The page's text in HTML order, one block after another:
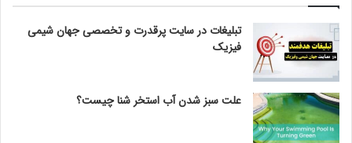
تبلیغات در سایت پرقدرت و تخصصی جهان شیمی
فیزیک
علت سبز شدن آب استخر شنا چیست؟